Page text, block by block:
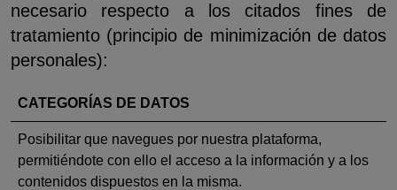
necesario respecto a los citados fines de
tratamiento (principio de minimización de datos
personales):
CATEGORÍAS DE DATOS
Posibilitar que navegues por nuestra plataforma,
permitiéndote con ello el acceso a la información y a los
contenidos dispuestos en la misma.